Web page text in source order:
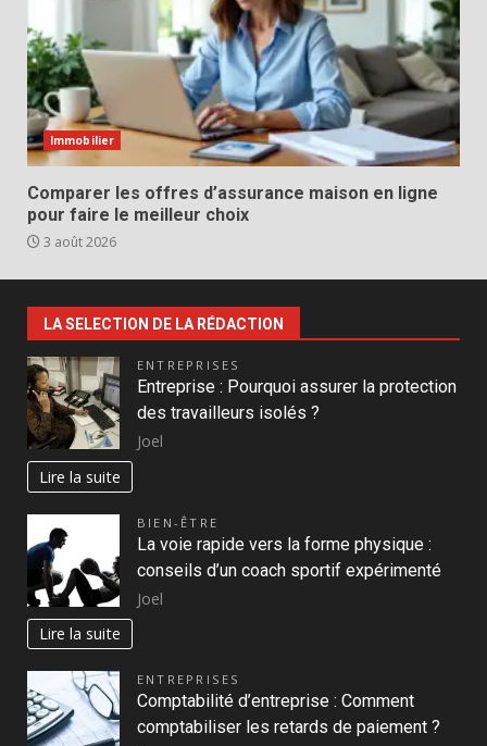
Immobilier
Comparer les offres d’assurance maison en ligne
pour faire le meilleur choix
3 août 2026
LA SELECTION DE LA RÉDACTION
ENTREPRISES
Entreprise : Pourquoi assurer la protection
des travailleurs isolés ?
Joel
Lire la suite
BIEN-ÊTRE
La voie rapide vers la forme physique :
conseils d’un coach sportif expérimenté
Joel
Lire la suite
ENTREPRISES
Comptabilité d’entreprise : Comment
comptabiliser les retards de paiement ?